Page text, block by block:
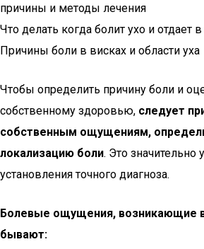
причины и методы лечения
Что делать когда болит ухо и отдает
Причины боли в висках и области уха
Чтобы определить причину боли и
собственному здоровью, следует
собственным ощущениям,
локализацию боли. Это значительно
установления точного диагноза.
Болевые ощущения, возникающие
бывают: